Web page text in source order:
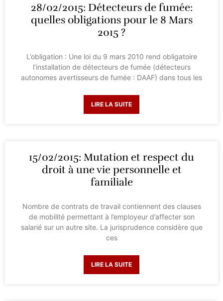
28/02/2015: Détecteurs de fumée:
quelles obligations pour le 8 Mars
2015 ?
L’obligation : Une loi du 9 mars 2010 rend obligatoire
l’installation de détecteurs de fumée (détecteurs
autonomes avertisseurs de fumée : DAAF) dans tous les
LIRE LA SUITE
15/02/2015: Mutation et respect du
droit à une vie personnelle et
familiale
Nombre de contrats de travail contiennent des clauses
de mobilité permettant à l’employeur d’affecter son
salarié sur un autre site. La jurisprudence considère que
ces
LIRE LA SUITE